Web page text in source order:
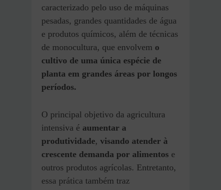
caracterizado pelo uso de máquinas
pesadas, grandes quantidades de água
e produtos químicos, além de técnicas
de monocultura, que envolvem o
cultivo de uma única espécie de
planta em grandes áreas por longos
períodos.
O principal objetivo da agricultura
intensiva é aumentar a
produtividade, visando atender à
crescente demanda por alimentos e
outros produtos agrícolas. Entretanto,
essa prática também traz